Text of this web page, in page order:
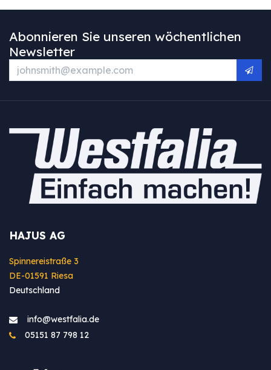
Abonnieren Sie unseren wöchentlichen
Newsletter
HAJUS AG
Spinnereistraße 3
DE-01591 Riesa
Deutschland
info@westfa​lia.de
05151 87 798 12